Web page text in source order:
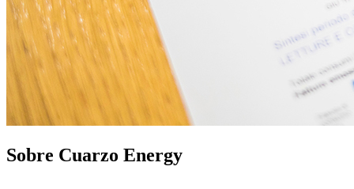
Sobre Cuarzo Energy